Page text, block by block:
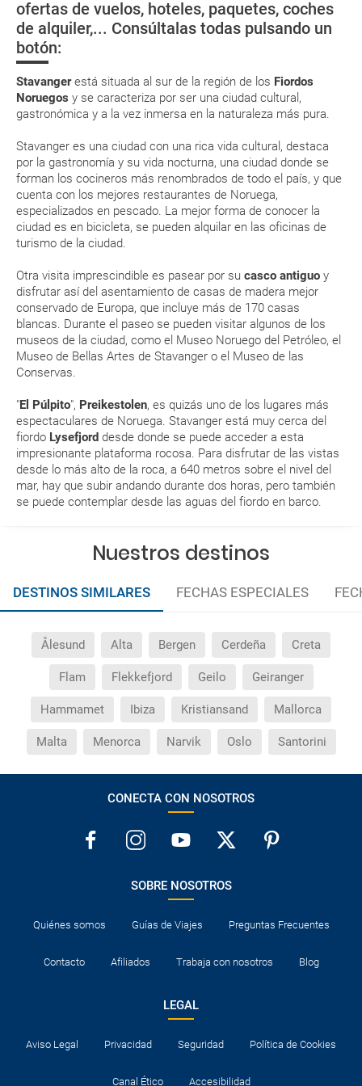
ofertas de vuelos, hoteles, paquetes, coches
de alquiler,... Consúltalas todas pulsando un
botón:
Stavangerestá situada al sur de la región de los Fiordos
Noruegos y se caracteriza por ser una ciudad cultural,
gastronómica y a la vez inmersa en la naturaleza más pura.
Stavanger es una ciudad con una rica vida cultural, destaca
por la gastronomía y su vida nocturna, una ciudad donde se
forman los cocineros más renombrados de todo el país, y que
cuenta con los mejores restaurantes de Noruega,
especializados en pescado. La mejor forma de conocer la
ciudad es en bicicleta, se pueden alquilar en las oficinas de
turismo de la ciudad.
Otra visita imprescindible es pasear por su casco antiguo y
disfrutar así del asentamiento de casas de madera mejor
conservado de Europa, que incluye más de 170 casas
blancas. Durante el paseo se pueden visitar algunos de los
museos de la ciudad, como el Museo Noruego del Petróleo, el
Museo de Bellas Artes de Stavanger o el Museo de las
Conservas.
"El Púlpito", Preikestolen, es quizás uno de los lugares más
espectaculares de Noruega. Stavanger está muy cerca del
fiordo Lysefjord desde donde se puede acceder a esta
impresionante plataforma rocosa. Para disfrutar de las vistas
desde lo más alto de la roca, a 640 metros sobre el nivel del
mar, hay que subir andando durante dos horas, pero también
se puede contemplar desde las aguas del fiordo en barco.
Stavanger
de los paisajes
más sugestivos
Bergen
Eso sí, deberás estar atento si viajas con una compañía low cost, debido
a que muchas de ellas exigen la presentación de la tarjeta de embarque
(que deberás realizar a través de su web) para que no te carguen un
suplemento extra en el mismo aeropuerto.
En caso de tener que enviarte la documentación de un paquete
vacacional (Caribe, circuitos, tours...) te enviaremos la documentación
de tu reserva alrededor de 10 días antes de salida, la cual deberás
imprimir y llevar contigo en el viaje.
Esta documentación te será requerida en el mostrador de la compañía
aérea a la hora de realizar el check-in el día de la salida.
MODIFICACIÓN ó CANCELACIÓN ¿Puedo anular o
modificar una reserva del viaje? ¿Qué gastos puede
generar una anulación o modificación del viaje?
¿Qué caducidad debe tener mi pasaporte para ir
a...?
¿Con cuánta antelación tengo que estar en el
aeropuerto?
RESERVAR ¿Cómo puedo reservar un viaje de
paquete vacacional en la página web?
Al realizar la reserva, uno de los servicios ha
quedado de pendiente de confirmación ¿Cómo
sabré si se confirma el viaje?
¿Cómo sé si hay plazas disponibles en el viaje que
quiero al hacer mi solicitud de reserva?
Si tengo los traslados incluidos, ¿dónde debo
reservas de viajes?
país si viajo a América?
¿Qué hago si el traslado contratado del aeropuerto
al hotel o viceversa no ha aparecido?
precio de un adulto?
Nuestros destinos
DESTINOS SIMILARES FECHAS ESPECIALES
Ålesund Alta Bergen Cerdeña Creta
Flam Flekkefjord Geilo Geiranger
Hammamet Ibiza Kristiansand Mallorca
Malta Menorca Narvik Oslo Santorini
CONECTA CON NOSOTROS
SOBRE NOSOTROS
Quiénes somos Guías de Viajes Preguntas Frecuentes
Contacto Afiliados Trabaja con nosotros Blog
LEGAL
Aviso Legal Privacidad Seguridad Política de Cookies
Canal Ético Accesibilidad